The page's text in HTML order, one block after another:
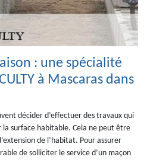
: une spécialité
à Mascaras dans
décider d’effectuer des travaux qui
surface habitable. Cela ne peut être
de l’habitat. Pour assurer
de solliciter le service d’un maçon